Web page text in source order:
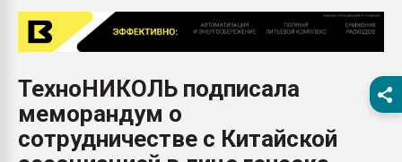
Продам отходы
поликарбоната и АБС-
Armaloy PC/ABS-1IM
26.07.2022 "Сибирский
намного дороже
Профильная
покупка, обмен
ТехноНИКОЛЬ подписала
меморандум о
сотрудничестве с Китайской